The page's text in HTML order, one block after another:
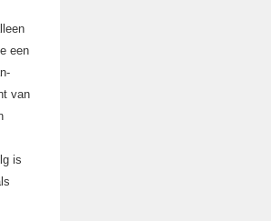
een
van
is